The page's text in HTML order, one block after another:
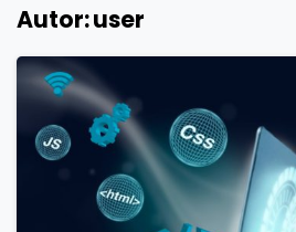
Autor:user